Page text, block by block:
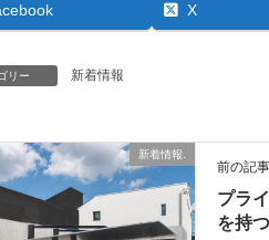
X
リー 新着情報
新着情報.
前の記事
プラ
を持